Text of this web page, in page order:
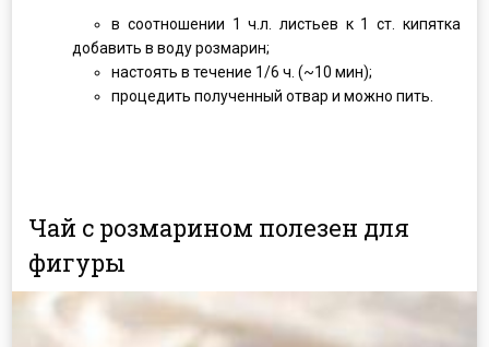
в соотношении 1 ч.л. листьев к 1 ст. кипятка
добавить в воду розмарин;
настоять в течение 1/6 ч. (~10 мин);
процедить полученный отвар и можно пить.
Чай с розмарином полезен для
фигуры